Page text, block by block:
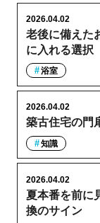
老後に備えた
に入れる選択
2026.04.02
浴室
築古住宅の門
2026.04.02
知識
夏本番を前に
換のサイン
2026.04.02